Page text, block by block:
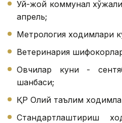
Уй-жой коммунал
апрель;
Метрология ходимлари
Ветеринария
Овчилар куни -
шанбаси;
ҚР Олий таълим
Стандартлаштириш